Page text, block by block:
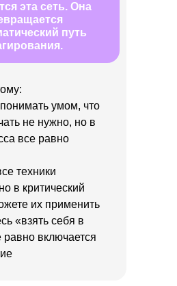
эта сеть. Она
путь
умом, что
не нужно, но в
все равно
техники
в критический
их применить
«взять себя в
равно включается